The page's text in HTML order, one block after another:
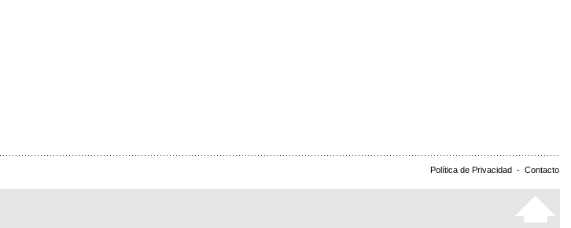
Política de Privacidad - Contacto